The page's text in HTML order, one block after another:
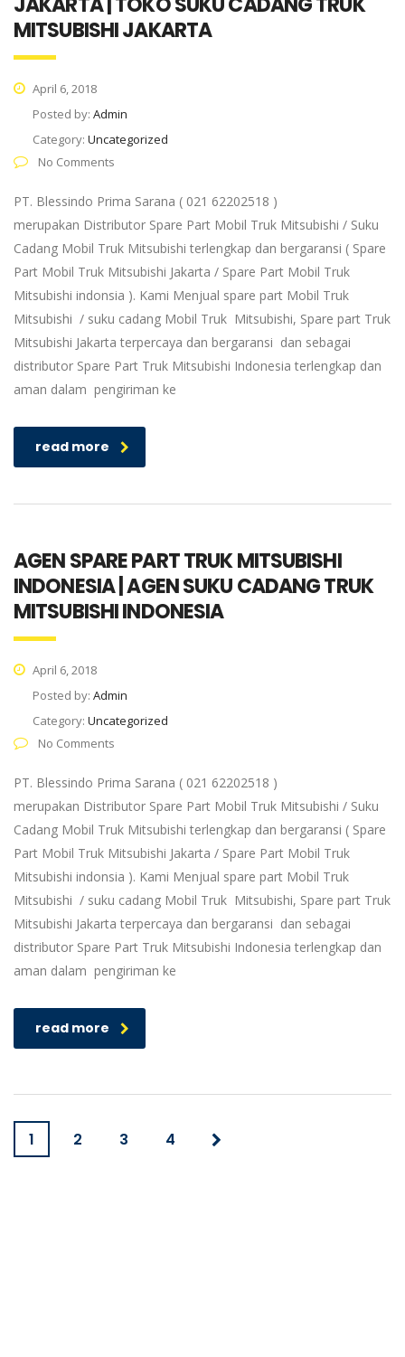
MITSUBISHI JAKARTA
April 6, 2018
Posted by: Admin
Category: Uncategorized
No Comments
PT. Blessindo Prima Sarana ( 021 62202518 )
merupakan Distributor Spare Part Mobil Truk Mitsubishi / Suku
Cadang Mobil Truk Mitsubishi terlengkap dan bergaransi ( Spare
Part Mobil Truk Mitsubishi Jakarta / Spare Part Mobil Truk
Mitsubishi indonsia ). Kami Menjual spare part Mobil Truk
Mitsubishi / suku cadang Mobil Truk Mitsubishi, Spare part Truk
Mitsubishi Jakarta terpercaya dan bergaransi dan sebagai
distributor Spare Part Truk Mitsubishi Indonesia terlengkap dan
aman dalam pengiriman ke
read more
AGEN SPARE PART TRUK MITSUBISHI
INDONESIA | AGEN SUKU CADANG TRUK
MITSUBISHI INDONESIA
April 6, 2018
Posted by: Admin
Category: Uncategorized
No Comments
PT. Blessindo Prima Sarana ( 021 62202518 )
merupakan Distributor Spare Part Mobil Truk Mitsubishi / Suku
Cadang Mobil Truk Mitsubishi terlengkap dan bergaransi ( Spare
Part Mobil Truk Mitsubishi Jakarta / Spare Part Mobil Truk
Mitsubishi indonsia ). Kami Menjual spare part Mobil Truk
Mitsubishi / suku cadang Mobil Truk Mitsubishi, Spare part Truk
Mitsubishi Jakarta terpercaya dan bergaransi dan sebagai
distributor Spare Part Truk Mitsubishi Indonesia terlengkap dan
aman dalam pengiriman ke
read more
1 2 3 4